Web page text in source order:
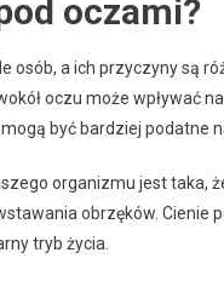
oczami?
osób, a ich przyczyny są
oczu może wpływać
być bardziej podatne
organizmu jest taka,
obrzęków. Cienie
tryb życia.